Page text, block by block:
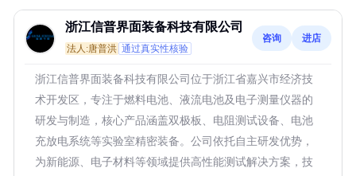
浙江信普界面装备科技有限公司
法人:唐普洪 通过真实性核验
咨询 进店
浙江信普界面装备科技有限公司位于浙江省嘉兴市经济技
术开发区，专注于燃料电池、液流电池及电子测量仪器的
研发与制造，核心产品涵盖双极板、电阻测试设备、电池
充放电系统等实验室精密装备。公司依托自主研发优势，
为新能源、电子材料等领域提供高性能测试解决方案，技